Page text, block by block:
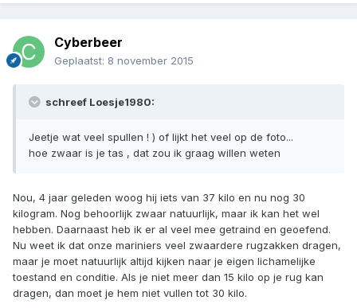
Cyberbeer
Geplaatst: 8 november 2015
schreef Loesje1980:
Jeetje wat veel spullen ! ) of lijkt het veel op de foto...
hoe zwaar is je tas , dat zou ik graag willen weten
Nou, 4 jaar geleden woog hij iets van 37 kilo en nu nog 30
kilogram. Nog behoorlijk zwaar natuurlijk, maar ik kan het wel
hebben. Daarnaast heb ik er al veel mee getraind en geoefend.
Nu weet ik dat onze mariniers veel zwaardere rugzakken dragen,
maar je moet natuurlijk altijd kijken naar je eigen lichamelijke
toestand en conditie. Als je niet meer dan 15 kilo op je rug kan
dragen, dan moet je hem niet vullen tot 30 kilo.